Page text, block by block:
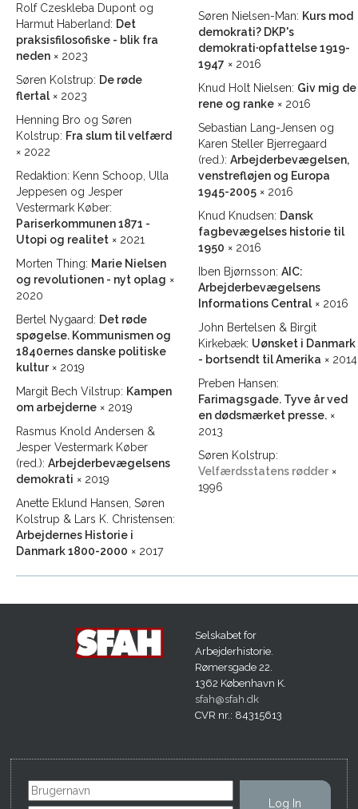
Rolf Czeskleba Dupont og
Harmut Haberland: Det
praksisfilosofiske - blik fra
neden × 2023
Søren Kolstrup: De røde
flertal × 2023
Henning Bro og Søren
Kolstrup: Fra slum til velfærd
× 2022
Redaktion: Kenn Schoop, Ulla
Jeppesen og Jesper
Vestermark Køber:
Pariserkommunen 1871 -
Utopi og realitet × 2021
Morten Thing: Marie Nielsen
og revolutionen - nyt oplag ×
2020
Bertel Nygaard: Det røde
spøgelse. Kommunismen og
1840ernes danske politiske
kultur× 2019
Margit Bech Vilstrup: Kampen
om arbejderne × 2019
Rasmus Knold Andersen &
Jesper Vestermark Køber
(red.): Arbejderbevægelsens
demokrati × 2019
Anette Eklund Hansen, Søren
Kolstrup & Lars K. Christensen:
Arbejdernes Historie i
Danmark 1800-2000 × 2017
Søren Nielsen-Man: Kurs mod
demokrati? DKP's
demokrati·opfattelse 1919-
1947 × 2016
Knud Holt Nielsen: Giv mig de
rene og ranke × 2016
Sebastian Lang-Jensen og
Karen Steller Bjerregaard
(red.): Arbejderbevægelsen,
venstrefløjen og Europa
1945-2005 × 2016
Knud Knudsen: Dansk
fagbevægelses historie til
1950 × 2016
Iben Bjørnsson: AIC:
Arbejderbevægelsens
Informations Central × 2016
John Bertelsen & Birgit
Kirkebæk: Uønsket i Danmark
- bortsendt til Amerika × 2014
Preben Hansen:
Farimagsgade. Tyve år ved
en dødsmærket presse. ×
2013
Søren Kolstrup:
Velfærdsstatens rødder ×
1996
Selskabet for
Arbejderhistorie.
Rømersgade 22.
1362 København K.
sfah@sfah.dk
CVR nr.: 84315613